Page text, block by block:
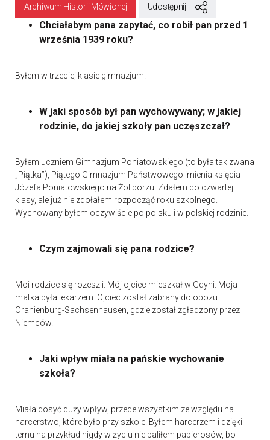
Archiwum Historii Mówionej Udostępnij
Chciałabym pana zapytać, co robił pan przed 1
września 1939 roku?
Byłem w trzeciej klasie gimnazjum.
W jaki sposób był pan wychowywany; w jakiej
rodzinie, do jakiej szkoły pan uczęszczał?
Byłem uczniem Gimnazjum Poniatowskiego (to była tak zwana
„Piątka”), Piątego Gimnazjum Państwowego imienia księcia
Józefa Poniatowskiego na Żoliborzu. Zdałem do czwartej
klasy, ale już nie zdołałem rozpocząć roku szkolnego.
Wychowany byłem oczywiście po polsku i w polskiej rodzinie.
Czym zajmowali się pana rodzice?
Moi rodzice się rozeszli. Mój ojciec mieszkał w Gdyni. Moja
matka była lekarzem. Ojciec został zabrany do obozu
Oranienburg-Sachsenhausen, gdzie został zgładzony przez
Niemców.
Jaki wpływ miała na pańskie wychowanie
szkoła?
Miała dosyć duży wpływ, przede wszystkim ze względu na
harcerstwo, które było przy szkole. Byłem harcerzem i dzięki
temu na przykład nigdy w życiu nie paliłem papierosów, bo